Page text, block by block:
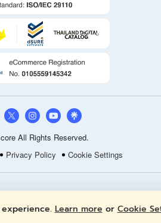
All Rights Reserved.
Privacy Policy Cookie Settings
Learn more or Cookie